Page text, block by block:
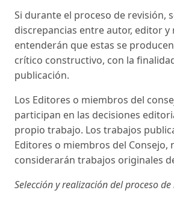
Si durante el proceso de revisión,
discrepancias entre autor, editor y
entenderán que estas se
crítico constructivo, con la
publicación.
Los Editores o miembros del
participan en las decisiones
propio trabajo. Los trabajos
Editores o miembros del Consejo,
considerarán trabajos originales
Selección y realización del proceso